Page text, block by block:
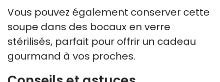
Vous pouvez également conserver cette
soupe dans des bocaux en verre
stérilisés, parfait pour offrir un cadeau
gourmand à vos proches.